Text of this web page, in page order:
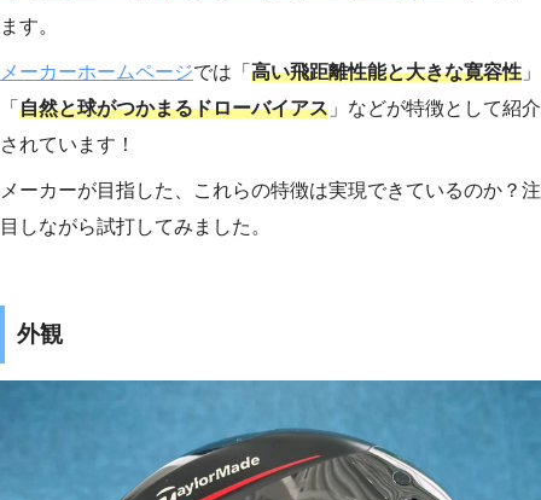
ます。
メーカーホームページでは「 高い飛距離性能と大きな寛容性 」
「 自然と球がつかまるドローバイアス 」などが特徴として紹介
されています！
メーカーが目指した、これらの特徴は実現できているのか？注
目しながら試打してみました。
外観